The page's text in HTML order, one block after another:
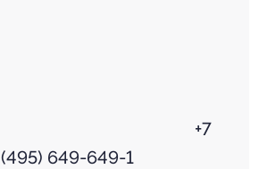
+7
(495) 649-649-1